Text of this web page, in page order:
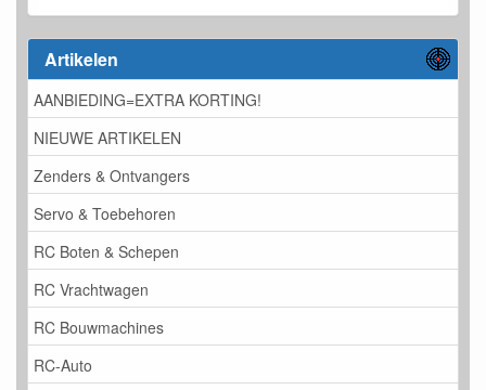
Artikelen
AANBIEDING=EXTRA KORTING!
NIEUWE ARTIKELEN
Zenders & Ontvangers
Servo & Toebehoren
RC Boten & Schepen
RC Vrachtwagen
RC Bouwmachines
RC-Auto